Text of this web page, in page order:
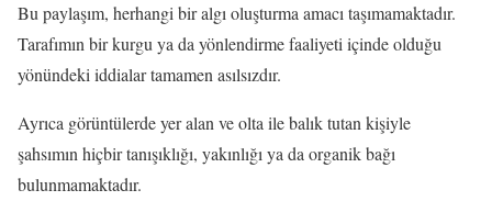
Bu paylaşım, herhangi bir algı oluşturma amacı taşımamaktadır.
Tarafımın bir kurgu ya da yönlendirme faaliyeti içinde olduğu
yönündeki iddialar tamamen asılsızdır.
Ayrıca görüntülerde yer alan ve olta ile balık tutan kişiyle
şahsımın hiçbir tanışıklığı, yakınlığı ya da organik bağı
bulunmamaktadır.